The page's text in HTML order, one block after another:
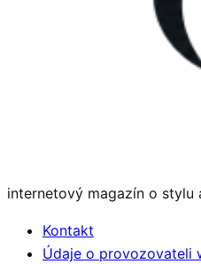
internetový magazín o
Kontakt
Údaje o provozovateli